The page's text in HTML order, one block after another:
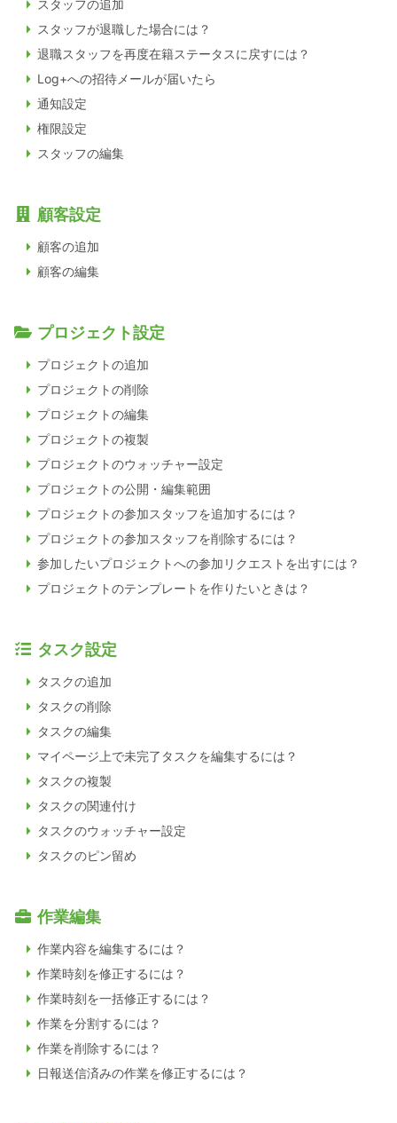
スタッフの追加
スタッフが退職した場合には？
退職スタッフを再度在籍ステータスに戻すには？
Log+への招待メールが届いたら
通知設定
権限設定
スタッフの編集
顧客設定
顧客の追加
顧客の編集
プロジェクト設定
プロジェクトの追加
プロジェクトの削除
プロジェクトの編集
プロジェクトの複製
プロジェクトのウォッチャー設定
プロジェクトの公開・編集範囲
プロジェクトの参加スタッフを追加するには？
プロジェクトの参加スタッフを削除するには？
参加したいプロジェクトへの参加リクエストを出すには？
プロジェクトのテンプレートを作りたいときは？
タスク設定
タスクの追加
タスクの削除
タスクの編集
マイページ上で未完了タスクを編集するには？
タスクの複製
タスクの関連付け
タスクのウォッチャー設定
タスクのピン留め
作業編集
作業内容を編集するには？
作業時刻を修正するには？
作業時刻を一括修正するには？
作業を分割するには？
作業を削除するには？
日報送信済みの作業を修正するには？